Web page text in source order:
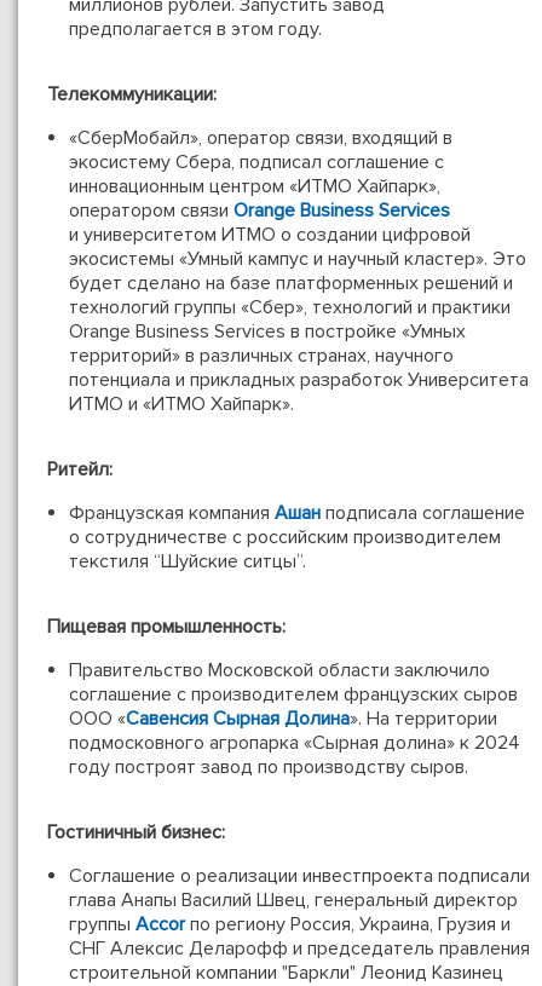
миллионов рублей. Запустить завод
предполагается в этом году.
Телекоммуникации:
«СберМобайл», оператор связи, входящий в
экосистему Сбера, подписал соглашение с
инновационным центром «ИТМО Хайпарк»,
оператором связи Orange Business Services
и университетом ИТМО о создании цифровой
экосистемы «Умный кампус и научный кластер». Это
будет сделано на базе платформенных решений и
технологий группы «Сбер», технологий и практики
Orange Business Services в постройке «Умных
территорий» в различных странах, научного
потенциала и прикладных разработок Университета
ИТМО и «ИТМО Хайпарк».
Ритейл:
Французская компания Ашан подписала соглашение
о сотрудничестве с российским производителем
текстиля “Шуйские ситцы”.
Пищевая промышленность:
Правительство Московской области заключило
соглашение с производителем французских сыров
ООО «Савенсия Сырная Долина». На территории
подмосковного агропарка «Сырная долина» к 2024
году построят завод по производству сыров.
Гостиничный бизнес:
Соглашение о реализации инвестпроекта подписали
глава Анапы Василий Швец, генеральный директор
группы Accor по региону Россия, Украина, Грузия и
СНГ Алексис Деларофф и председатель правления
строительной компании "Баркли" Леонид Казинец